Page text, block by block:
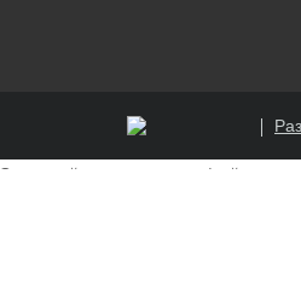
Этот сайт использует файлы